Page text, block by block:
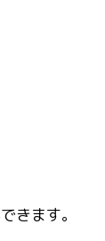
きます。